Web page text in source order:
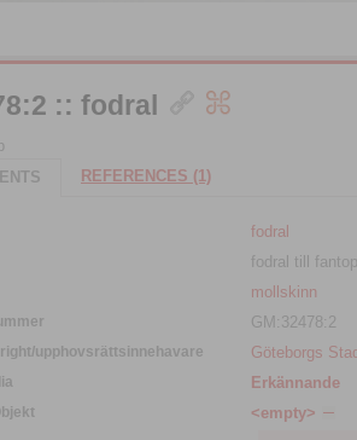
:: fodral
REFERENCES (1)
fodral
fodral till
mollskinn
GM:32478:2
upphovsrättsinnehavare Göteborgs
Erkännande
<empty>